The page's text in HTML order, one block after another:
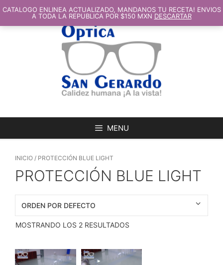
AL
CONTENIDO
MENU
INICIO / PROTECCIÓN BLUE LIGHT
PROTECCIÓN BLUE LIGHT
MOSTRANDO LOS 2 RESULTADOS
CATALOGO ENLINEA ACTUALIZADO, MANDANOS TU RECETA! ENVIOS
A TODA LA REPUBLICA POR $150 MXN DESCARTAR